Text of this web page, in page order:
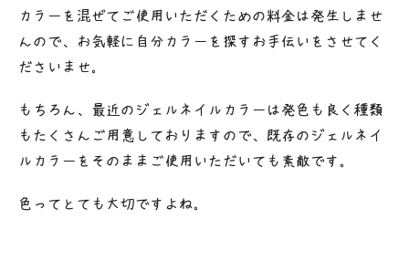
カラーを混ぜてご使用いただくための料金は発生しませ
んので、お気軽に自分カラーを探すお手伝いをさせてく
ださいませ。
もちろん、最近のジェルネイルカラーは発色も良く種類
もたくさんご用意しておりますので、既存のジェルネイ
ルカラーをそのままご使用いただいても素敵です。
色ってとても大切ですよね。